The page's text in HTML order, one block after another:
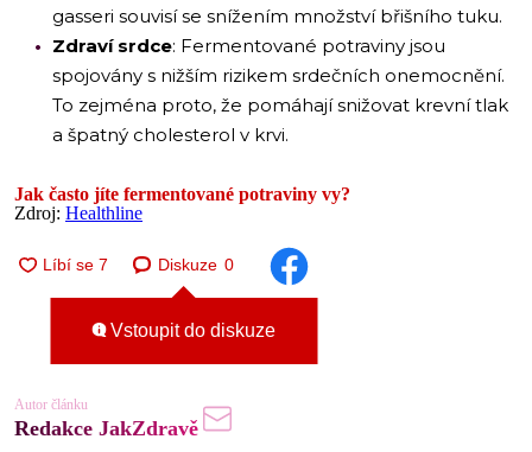
gasseri souvisí se snížením množství břišního tuku.
Zdraví srdce: Fermentované potraviny jsou
spojovány s nižším rizikem srdečních onemocnění.
To zejména proto, že pomáhají snižovat krevní tlak
a špatný cholesterol v krvi.
Jak často jíte fermentované potraviny vy?
Zdroj: Healthline
Diskuze 0
Vstoupit do diskuze
Autor článku
Redakce JakZdravě